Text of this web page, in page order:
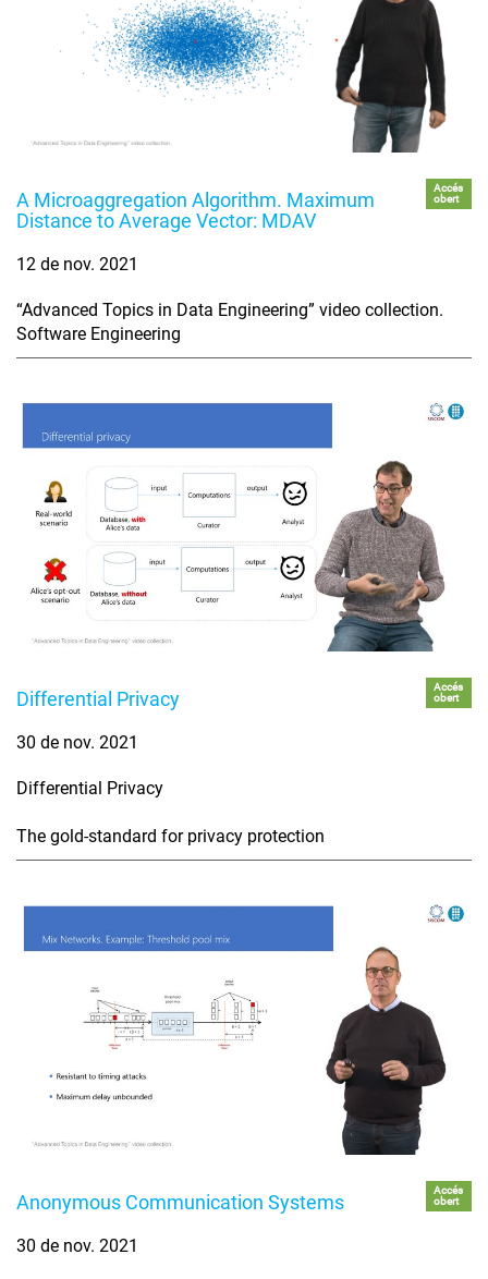
A Microaggregation Algorithm. Maximum
Distance to Average Vector: MDAV
Accés
obert
12 de nov. 2021
“Advanced Topics in Data Engineering” video collection.
Software Engineering
Differential Privacy
Accés
obert
30 de nov. 2021
Differential Privacy
The gold-standard for privacy protection
Anonymous Communication Systems
Accés
obert
30 de nov. 2021